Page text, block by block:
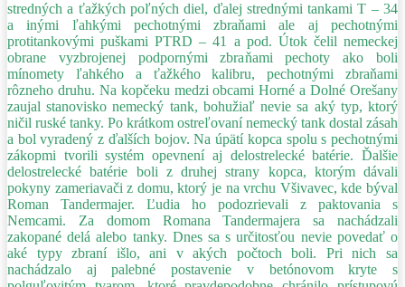
stredných a ťažkých poľných diel, ďalej strednými tankami T – 34
a inými ľahkými pechotnými zbraňami ale aj pechotnými
protitankovými puškami PTRD – 41 a pod. Útok čelil nemeckej
obrane vyzbrojenej podpornými zbraňami pechoty ako boli
mínomety ľahkého a ťažkého kalibru, pechotnými zbraňami
rôzneho druhu. Na kopčeku medzi obcami Horné a Dolné Orešany
zaujal stanovisko nemecký tank, bohužiaľ nevie sa aký typ, ktorý
ničil ruské tanky. Po krátkom ostreľovaní nemecký tank dostal zásah
a bol vyradený z ďalších bojov. Na úpätí kopca spolu s pechotnými
zákopmi tvorili systém opevnení aj delostrelecké batérie. Ďalšie
delostrelecké batérie boli z druhej strany kopca, ktorým dávali
pokyny zameriavači z domu, ktorý je na vrchu Všivavec, kde býval
Roman Tandermajer. Ľudia ho podozrievali z paktovania s
Nemcami. Za domom Romana Tandermajera sa nachádzali
zakopané delá alebo tanky. Dnes sa s určitosťou nevie povedať o
aké typy zbraní išlo, ani v akých počtoch boli. Pri nich sa
nachádzalo aj palebné postavenie v betónovom kryte s